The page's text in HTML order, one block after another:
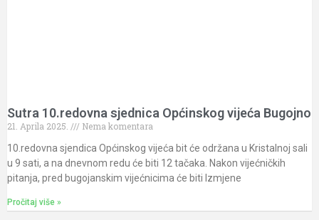
Sutra 10.redovna sjednica Općinskog vijeća Bugojno
21. Aprila 2025.
Nema komentara
10.redovna sjendica Općinskog vijeća bit će održana u Kristalnoj sali
u 9 sati, a na dnevnom redu će biti 12 tačaka. Nakon vijećničkih
pitanja, pred bugojanskim vijećnicima će biti Izmjene
Pročitaj više »